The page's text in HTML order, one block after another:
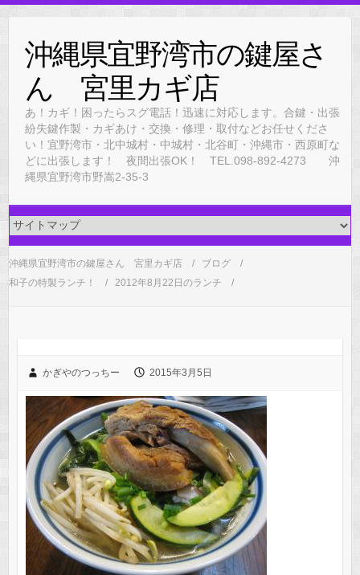
content沖縄県宜野湾市の鍵屋さ
ん 宮里カギ店
あ！カギ！困ったらスグ電話！迅速に対応します。合鍵・出張
紛失鍵作製・カギあけ・交換・修理・取付などお任せくださ
い！宜野湾市・北中城村・中城村・北谷町・沖縄市・西原町な
どに出張します！ 夜間出張OK！ TEL.098-892-4273 沖
縄県宜野湾市野嵩2-35-3
沖縄県宜野湾市の鍵屋さん 宮里カギ店
ブログ
和子の特製ランチ！
2012年8月22日のランチ
かぎやのつっちー 2015年3月5日